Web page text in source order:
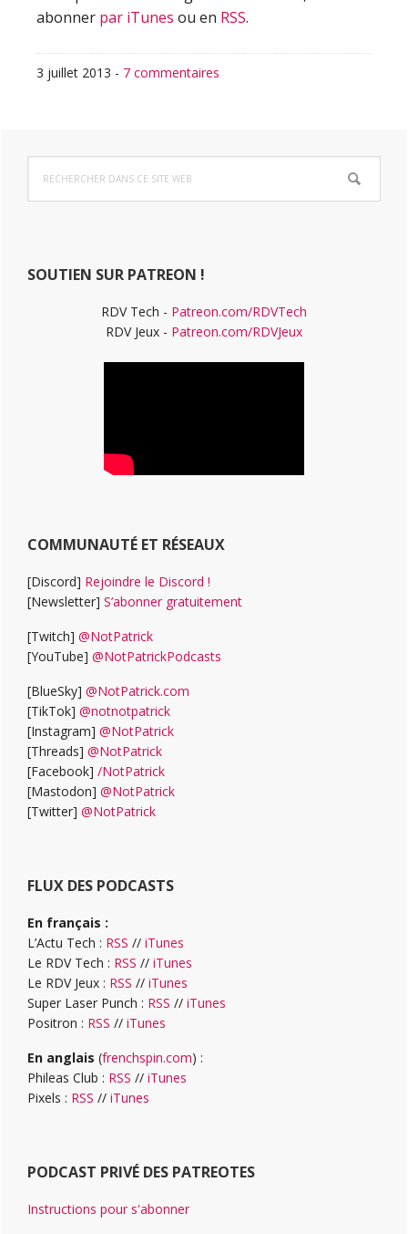
abonner par iTunes ou en RSS.
3 juillet 2013 - 7 commentaires
Barre
latérale
dans
ce
SOUTIEN SUR PATREON !
RDV Tech - Patreon.com/RDVTech
RDV Jeux - Patreon.com/RDVJeux
COMMUNAUTÉ ET RÉSEAUX
[Discord] Rejoindre le Discord !
[Newsletter] S’abonner gratuitement
[Twitch] @NotPatrick
[YouTube] @NotPatrickPodcasts
[BlueSky] @NotPatrick.com
[TikTok] @notnotpatrick
[Instagram] @NotPatrick
[Threads] @NotPatrick
[Facebook] /NotPatrick
[Mastodon] @NotPatrick
[Twitter] @NotPatrick
FLUX DES PODCASTS
En français :
L’Actu Tech : RSS // iTunes
Le RDV Tech : RSS // iTunes
Le RDV Jeux : RSS // iTunes
Super Laser Punch : RSS // iTunes
Positron : RSS // iTunes
En anglais (frenchspin.com) :
Phileas Club : RSS // iTunes
Pixels : RSS // iTunes
PODCAST PRIVÉ DES PATREOTES
Instructions pour s'abonner